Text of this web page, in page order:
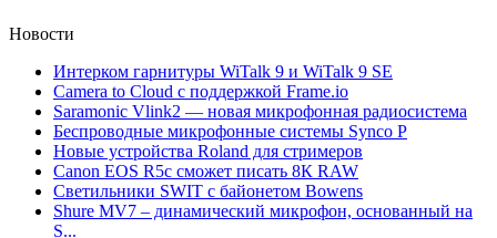
Новости
Интерком гарнитуры WiTalk 9 и WiTalk 9 SE
Camera to Cloud с поддержкой Frame.io
Saramonic Vlink2 — новая микрофонная радиосистема
Беспроводные микрофонные системы Synco P
Новые устройства Roland для стримеров
Canon EOS R5c сможет писать 8К RAW
Светильники SWIT с байонетом Bowens
Shure MV7 – динамический микрофон, основанный на
S...